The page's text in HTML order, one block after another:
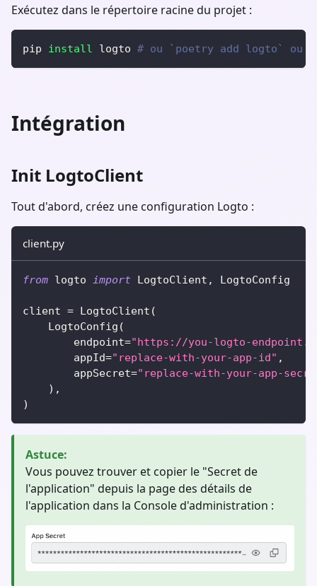
Exécutez dans le répertoire racine du projet :
pip install logto # ou `poetry add logto` ou
Intégration
Init LogtoClient
Tout d'abord, créez une configuration Logto :
client.py
from logto import LogtoClient , LogtoConfig
client = LogtoClient (
    LogtoConfig
(
        endpoint
="https://you-logto-
        appId
="replace-with-your-app-id" ,
        appSecret
="replace-with-your-app-
) ,
)
Astuce:
Vous pouvez trouver et copier le "Secret de
l'application" depuis la page des détails de
l'application dans la Console d'administration :